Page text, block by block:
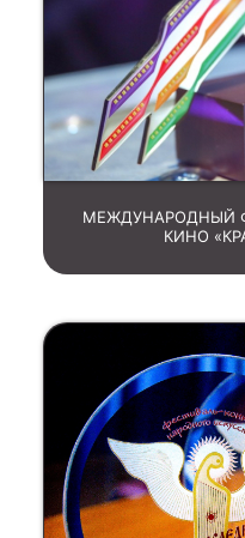
МЕЖДУНАРОДНЫЙ
КИНО